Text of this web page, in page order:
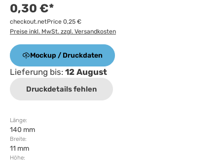
0,30 €*
checkout.netPrice 0,25 €
Preise inkl. MwSt. zzgl. Versandkosten
Mockup / Druckdaten
Lieferung bis: 12 August
Druckdetails fehlen
Länge:
140 mm
Breite:
11 mm
Höhe: